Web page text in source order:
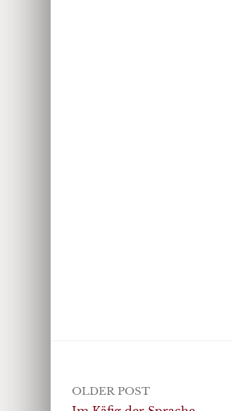
Post
OLDER POST